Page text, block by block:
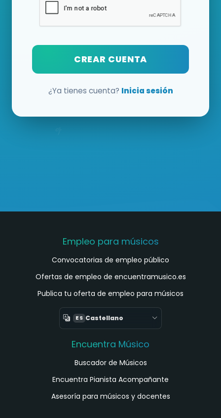
CREAR CUENTA
¿Ya tienes cuenta? Inicia sesión
Empleo para músicos
Convocatorias de empleo público
Ofertas de empleo de encuentramusico.es
Publica tu oferta de empleo para músicos
ES Castellano
Encuentra Músico
Buscador de Músicos
Encuentra Pianista Acompañante
Asesoría para músicos y docentes